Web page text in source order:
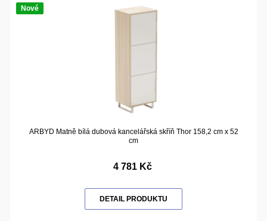
Nové
ARBYD Matně bílá dubová kancelářská skříň Thor 158,2 cm x 52
cm
4 781 Kč
DETAIL PRODUKTU